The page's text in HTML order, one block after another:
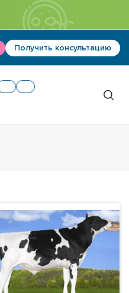
Получить консультацию